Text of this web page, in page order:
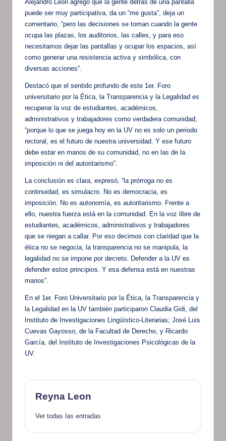
Alejandro León agregó que la gente detrás de una pantalla
puede ser muy participativa, da un “me gusta”, deja un
comentario, “pero las decisiones se toman cuando la gente
ocupa las plazas, los auditorios, las calles, y para eso
necesitamos dejar las pantallas y ocupar los espacios, así
como generar una resistencia activa y simbólica, con
diversas acciones”.
Destacó que el sentido profundo de este 1er. Foro
universitario por la Ética, la Transparencia y la Legalidad es
recuperar la voz de estudiantes, académicos,
administrativos y trabajadores como verdadera comunidad,
“porque lo que se juega hoy en la UV no es solo un periodo
rectoral, es el futuro de nuestra universidad. Y ese futuro
debe estar en manos de su comunidad, no en las de la
imposición ni del autoritarismo”.
La conclusión es clara, expresó, “la prórroga no es
continuidad, es simulacro. No es democracia, es
imposición. No es autonomía, es autoritarismo. Frente a
ello, nuestra fuerza está en la comunidad. En la voz libre de
estudiantes, académicos, administrativos y trabajadores
que se niegan a callar. Por eso decimos con claridad que la
ética no se negocia, la transparencia no se manipula, la
legalidad no se impone por decreto. Defender a la UV es
defender estos principios. Y esa defensa está en nuestras
manos”.
En el 1er. Foro Universitario por la Ética, la Transparencia y
la Legalidad en la UV también participaron Claudia Gidi, del
Instituto de Investigaciones Lingüístico-Literarias; José Luis
Cuevas Gayosso, de la Facultad de Derecho, y Ricardo
García, del Instituto de Investigaciones Psicológicas de la
UV.
Reyna Leon
Ver todas las entradas